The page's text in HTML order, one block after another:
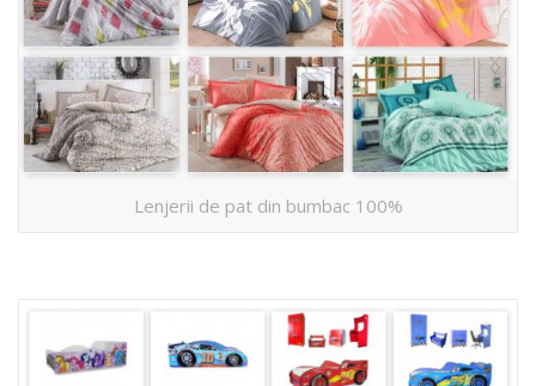
Lenjerii de pat din bumbac 100%